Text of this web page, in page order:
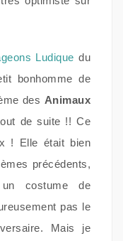
Ludique du
bonhomme de
des Animaux
de suite !! Ce
! Elle était bien
précédents,
costume de
pas le
Mais je